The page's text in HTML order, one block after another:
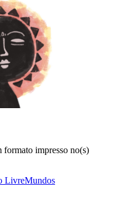
formato impresso no(s)
LivreMundos